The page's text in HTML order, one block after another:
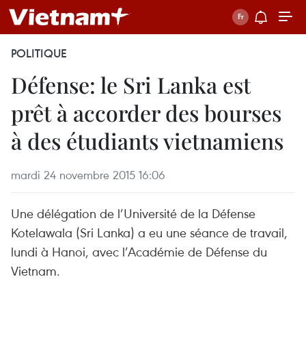
POLITIQUE
Défense: le Sri Lanka est
prêt à accorder des bourses
à des étudiants vietnamiens
mardi 24 novembre 2015 16:06
Une délégation de l’Université de la Défense
Kotelawala (Sri Lanka) a eu une séance de travail,
lundi à Hanoi, avec l’Académie de Défense du
Vietnam.